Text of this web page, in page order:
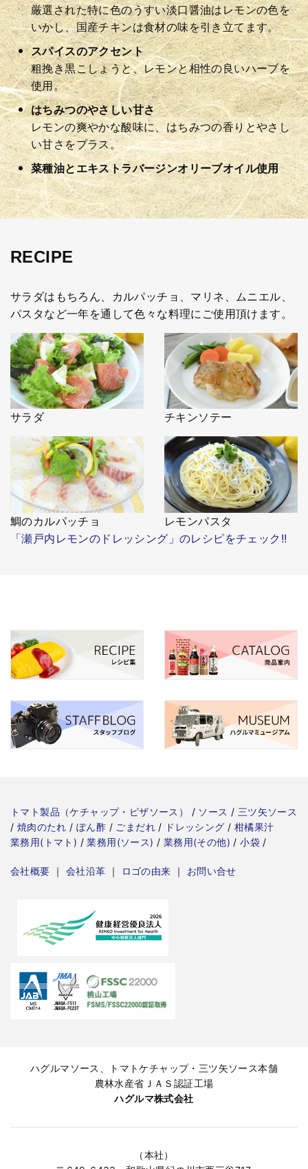
厳選された特に色のうすい淡口醤油はレモンの色を
いかし、国産チキンは食材の味を引き立てます。
スパイスのアクセント
粗挽き黒こしょうと、レモンと相性の良いハーブを
使用。
はちみつのやさしい甘さ
レモンの爽やかな酸味に、はちみつの香りとやさし
い甘さをプラス。
菜種油とエキストラバージンオリーブオイル使用
RECIPE
サラダはもちろん、カルパッチョ、マリネ、ムニエル、
パスタなど一年を通して色々な料理にご使用頂けます。
サラダ チキンソテー
鯛のカルパッチョ
レモンパスタ
「瀬戸内レモンのドレッシング」のレシピをチェック!!
トマト製品（ケチャップ・ピザソース） / ソース / 三ツ矢ソース
/ 焼肉のたれ /ぽん酢 / ごまだれ / ドレッシング / 柑橘果汁
業務用(トマト) /業務用(ソース) / 業務用(その他) /小袋 /
会社概要 ｜ 会社沿革 ｜ ロゴの由来 ｜ お問い合せ
ハグルマソース、トマトケチャップ・三ツ矢ソース本舗
農林水産省ＪＡＳ認証工場
ハグルマ株式会社
（本社）